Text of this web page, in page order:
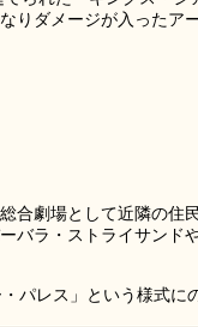
りダメージが入ったア
合劇場として近隣の
バラ・ストライサンド
パレス」という様式に